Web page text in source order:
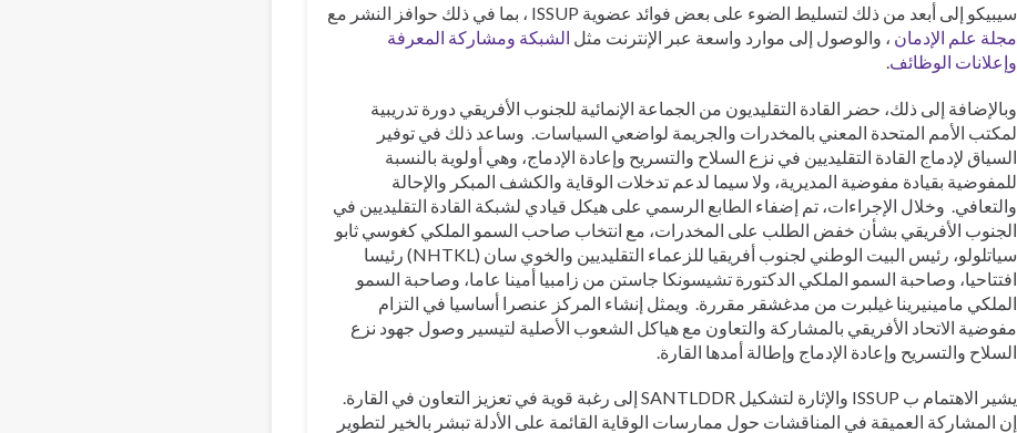
سيبيكو إلى أبعد من ذلك لتسليط الضوء على بعض فوائد عضوية ISSUP ، بما في ذلك حوافز النشر مع
مجلة علم الإدمان ، والوصول إلى موارد واسعة عبر الإنترنت مثل الشبكة ومشاركة المعرفة
وإعلانات الوظائف.
وبالإضافة إلى ذلك، حضر القادة التقليديون من الجماعة الإنمائية للجنوب الأفريقي دورة تدريبية
لمكتب الأمم المتحدة المعني بالمخدرات والجريمة لواضعي السياسات. وساعد ذلك في توفير
السياق لإدماج القادة التقليديين في نزع السلاح والتسريح وإعادة الإدماج، وهي أولوية بالنسبة
للمفوضية بقيادة مفوضية المديرية، ولا سيما لدعم تدخلات الوقاية والكشف المبكر والإحالة
والتعافي. وخلال الإجراءات، تم إضفاء الطابع الرسمي على هيكل قيادي لشبكة القادة التقليديين في
الجنوب الأفريقي بشأن خفض الطلب على المخدرات، مع انتخاب صاحب السمو الملكي كغوسي ثابو
سياتلولو، رئيس البيت الوطني لجنوب أفريقيا للزعماء التقليديين والخوي سان (NHTKL) رئيسا
افتتاحيا، وصاحبة السمو الملكي الدكتورة تشيسونكا جاستن من زامبيا أمينا عاما، وصاحبة السمو
الملكي مامينيرينا غيلبرت من مدغشقر مقررة. ويمثل إنشاء المركز عنصرا أساسيا في التزام
مفوضية الاتحاد الأفريقي بالمشاركة والتعاون مع هياكل الشعوب الأصلية لتيسير وصول جهود نزع
السلاح والتسريح وإعادة الإدماج وإطالة أمدها القارة.
يشير الاهتمام ب ISSUP والإثارة لتشكيل SANTLDDR إلى رغبة قوية في تعزيز التعاون في القارة.
إن المشاركة العميقة في المناقشات حول ممارسات الوقاية القائمة على الأدلة تبشر بالخير لتطوير